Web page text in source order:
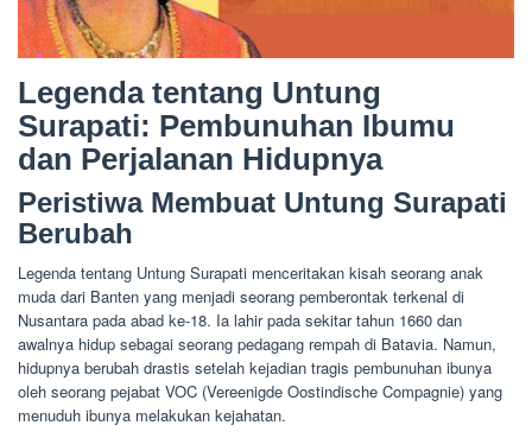
Legenda tentang Untung
Surapati: Pembunuhan Ibumu
dan Perjalanan Hidupnya
Peristiwa Membuat Untung Surapati
Berubah
Legenda tentang Untung Surapati menceritakan kisah seorang anak
muda dari Banten yang menjadi seorang pemberontak terkenal di
Nusantara pada abad ke-18. Ia lahir pada sekitar tahun 1660 dan
awalnya hidup sebagai seorang pedagang rempah di Batavia. Namun,
hidupnya berubah drastis setelah kejadian tragis pembunuhan ibunya
oleh seorang pejabat VOC (Vereenigde Oostindische Compagnie) yang
menuduh ibunya melakukan kejahatan.